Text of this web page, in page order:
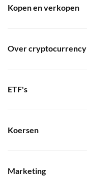
Kopen en verkopen
Over cryptocurrency
ETF's
Koersen
Marketing